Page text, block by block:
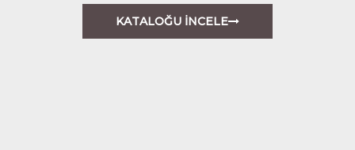
KATALOĞU İNCELE